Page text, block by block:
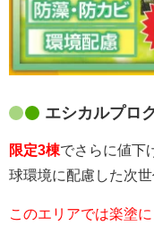
エシカルプロ
限定3棟でさらに値下
球環境に配慮した次世
このエリアでは楽塗